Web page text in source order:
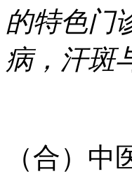
的特色门
病，汗斑
（合）中